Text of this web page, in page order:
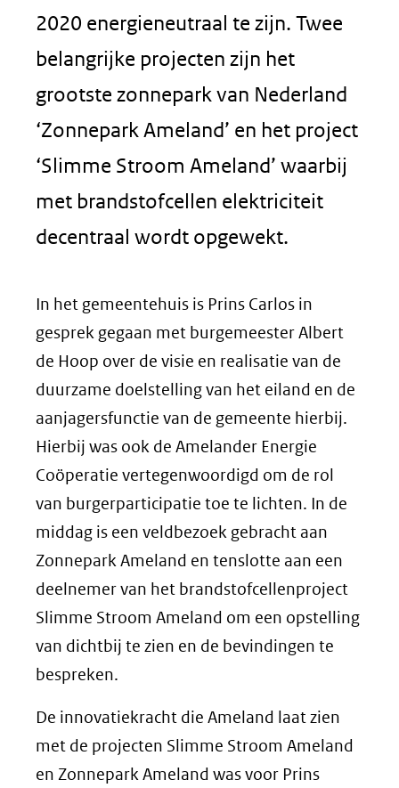
2020 energieneutraal te zijn. Twee
belangrijke projecten zijn het
grootste zonnepark van Nederland
‘Zonnepark Ameland’ en het project
‘Slimme Stroom Ameland’ waarbij
met brandstofcellen elektriciteit
decentraal wordt opgewekt.
In het gemeentehuis is Prins Carlos in
gesprek gegaan met burgemeester Albert
de Hoop over de visie en realisatie van de
duurzame doelstelling van het eiland en de
aanjagersfunctie van de gemeente hierbij.
Hierbij was ook de Amelander Energie
Coöperatie vertegenwoordigd om de rol
van burgerparticipatie toe te lichten. In de
middag is een veldbezoek gebracht aan
Zonnepark Ameland en tenslotte aan een
deelnemer van het brandstofcellenproject
Slimme Stroom Ameland om een opstelling
van dichtbij te zien en de bevindingen te
bespreken.
De innovatiekracht die Ameland laat zien
met de projecten Slimme Stroom Ameland
en Zonnepark Ameland was voor Prins